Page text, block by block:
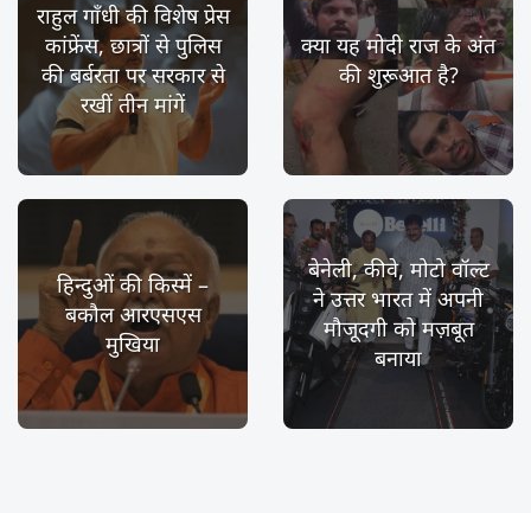
राहुल गाँधी की विशेष प्रेस
कांफ्रेंस, छात्रों से पुलिस
की बर्बरता पर सरकार से
रखीं तीन मांगें
क्या यह मोदी राज के अंत
की शुरूआत है?
हिन्दुओं की किस्में –
बकौल आरएसएस
मुखिया
बेनेली, कीवे, मोटो वॉल्ट
ने उत्तर भारत में अपनी
मौजूदगी को मज़बूत
बनाया